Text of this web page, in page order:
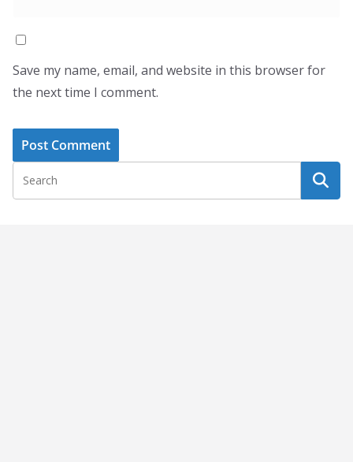
Save my name, email, and website in this browser for
the next time I comment.